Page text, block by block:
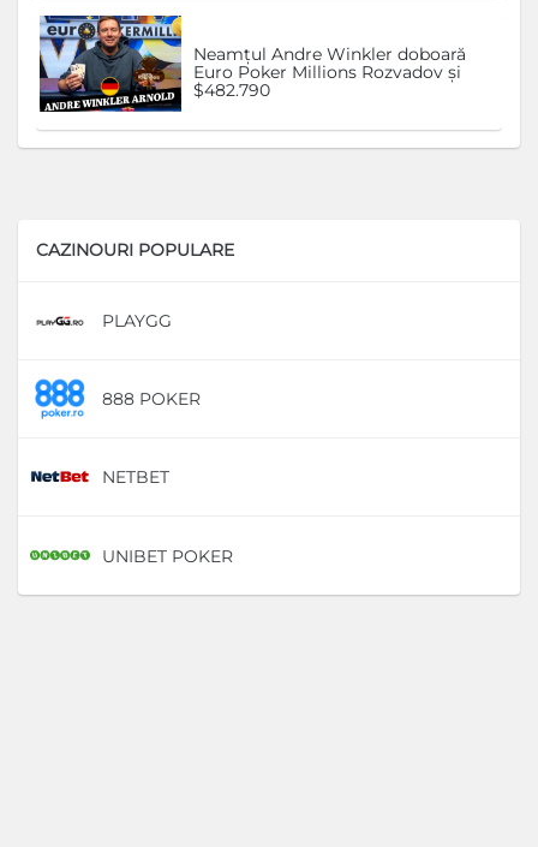
Neamțul Andre Winkler doboară
Euro Poker Millions Rozvadov și
$482.790
CAZINOURI POPULARE
PLAYGG
888 POKER
NETBET
UNIBET POKER